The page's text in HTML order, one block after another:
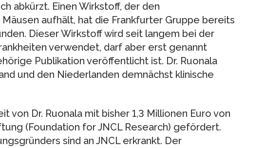
abkürzt. Einen Wirkstoff, der den
aufhält, hat die Frankfurter Gruppe bereits
Dieser Wirkstoff wird seit langem bei der
verwendet, darf aber erst genannt
Publikation veröffentlicht ist. Dr. Ruonala
und den Niederlanden demnächst klinische
von Dr. Ruonala mit bisher 1,3 Millionen Euro von
(Foundation for JNCL Research) gefördert.
sind an JNCL erkrankt. Der